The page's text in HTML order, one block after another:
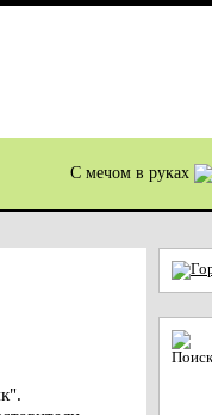
С мечом в руках